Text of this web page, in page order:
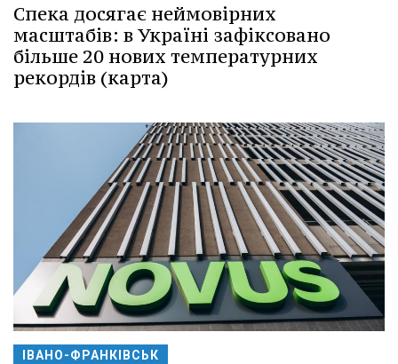
Спека досягає неймовірних
масштабів: в Україні зафіксовано
більше 20 нових температурних
рекордів (карта)
ІВАНО-ФРАНКІВСЬК